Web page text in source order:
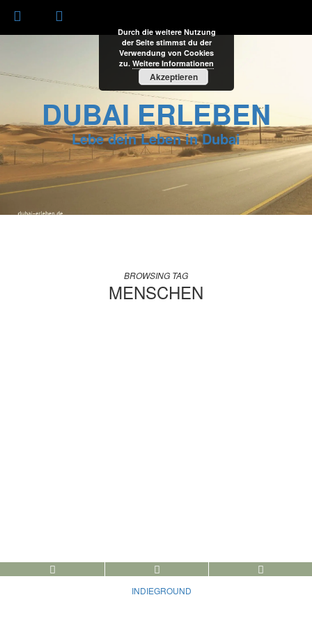
DUBAI ERLEBEN
Lebe dein Leben in Dubai
BROWSING TAG
MENSCHEN
INDIEGROUND
Durch die weitere Nutzung
der Seite stimmst du der
Verwendung von Cookies
zu. Weitere Informationen
Akzeptieren